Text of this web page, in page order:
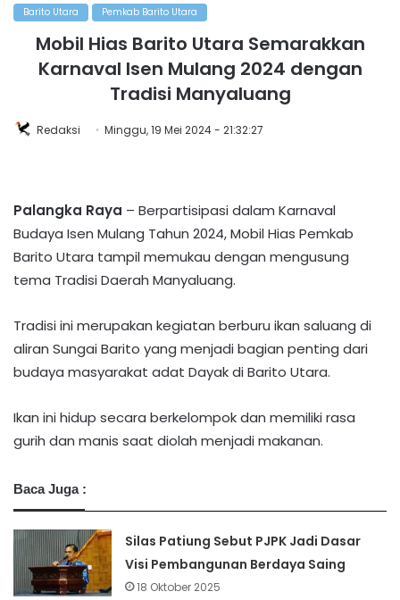
Barito Utara Pemkab Barito Utara
Mobil Hias Barito Utara Semarakkan
Karnaval Isen Mulang 2024 dengan
Tradisi Manyaluang
Redaksi Minggu, 19 Mei 2024 - 21:32:27
Palangka Raya – Berpartisipasi dalam Karnaval
Budaya Isen Mulang Tahun 2024, Mobil Hias Pemkab
Barito Utara tampil memukau dengan mengusung
tema Tradisi Daerah Manyaluang.
Tradisi ini merupakan kegiatan berburu ikan saluang di
aliran Sungai Barito yang menjadi bagian penting dari
budaya masyarakat adat Dayak di Barito Utara.
Ikan ini hidup secara berkelompok dan memiliki rasa
gurih dan manis saat diolah menjadi makanan.
Baca Juga :
Silas Patiung Sebut PJPK Jadi Dasar
Visi Pembangunan Berdaya Saing
18 Oktober 2025